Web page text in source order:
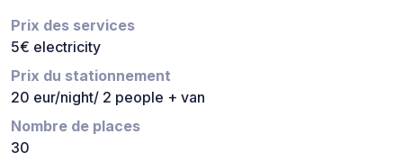
Prix des services
5€ electricity
Prix du stationnement
20 eur/night/ 2 people + van
Nombre de places
30